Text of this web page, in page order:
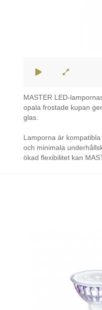
MASTER LED-
opala frostade kupan
glas.
Lamporna är
och minimala
ökad flexibilitet kan